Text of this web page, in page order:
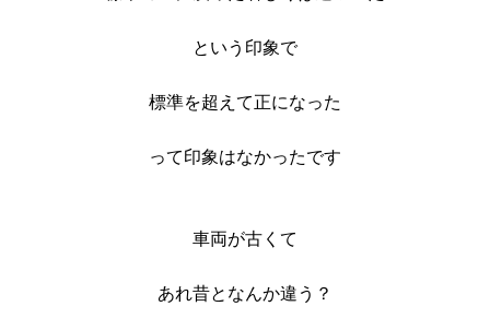
という印象で
標準を超えて正になった
って印象はなかったです
車両が古くて
あれ昔となんか違う？